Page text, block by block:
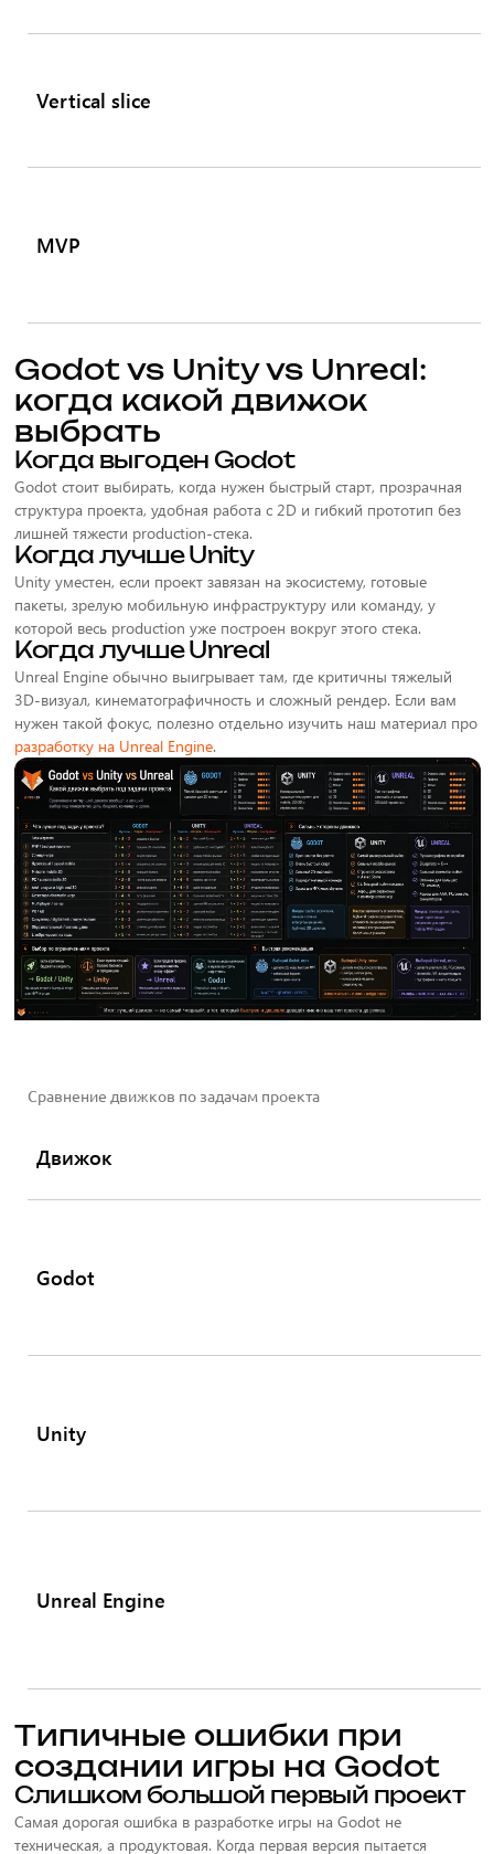
Vertical slice
MVP
Godot vs Unity vs Unreal:
когда какой движок
выбрать
Когда выгоден Godot
Godot стоит выбирать, когда нужен быстрый старт, прозрачная
структура проекта, удобная работа с 2D и гибкий прототип без
лишней тяжести production-стека.
Когда лучше Unity
Unity уместен, если проект завязан на экосистему, готовые
пакеты, зрелую мобильную инфраструктуру или команду, у
которой весь production уже построен вокруг этого стека.
Когда лучше Unreal
Unreal Engine обычно выигрывает там, где критичны тяжелый
3D-визуал, кинематографичность и сложный рендер. Если вам
нужен такой фокус, полезно отдельно изучить наш материал про
разработку на Unreal Engine.
Сравнение движков по задачам проекта
Движок
Godot
Unity
Unreal Engine
Типичные ошибки при
создании игры на Godot
Слишком большой первый проект
Самая дорогая ошибка в разработке игры на Godot не
техническая, а продуктовая. Когда первая версия пытается